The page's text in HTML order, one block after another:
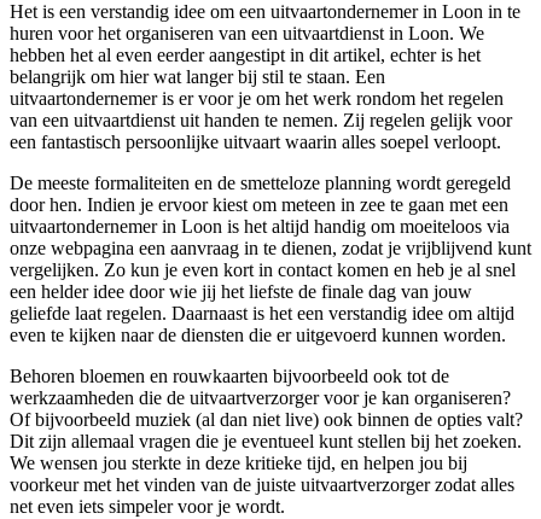
Het is een verstandig idee om een uitvaartondernemer in Loon in te
huren voor het organiseren van een uitvaartdienst in Loon. We
hebben het al even eerder aangestipt in dit artikel, echter is het
belangrijk om hier wat langer bij stil te staan. Een
uitvaartondernemer is er voor je om het werk rondom het regelen
van een uitvaartdienst uit handen te nemen. Zij regelen gelijk voor
een fantastisch persoonlijke uitvaart waarin alles soepel verloopt.
De meeste formaliteiten en de smetteloze planning wordt geregeld
door hen. Indien je ervoor kiest om meteen in zee te gaan met een
uitvaartondernemer in Loon is het altijd handig om moeiteloos via
onze webpagina een aanvraag in te dienen, zodat je vrijblijvend kunt
vergelijken. Zo kun je even kort in contact komen en heb je al snel
een helder idee door wie jij het liefste de finale dag van jouw
geliefde laat regelen. Daarnaast is het een verstandig idee om altijd
even te kijken naar de diensten die er uitgevoerd kunnen worden.
Behoren bloemen en rouwkaarten bijvoorbeeld ook tot de
werkzaamheden die de uitvaartverzorger voor je kan organiseren?
Of bijvoorbeeld muziek (al dan niet live) ook binnen de opties valt?
Dit zijn allemaal vragen die je eventueel kunt stellen bij het zoeken.
We wensen jou sterkte in deze kritieke tijd, en helpen jou bij
voorkeur met het vinden van de juiste uitvaartverzorger zodat alles
net even iets simpeler voor je wordt.